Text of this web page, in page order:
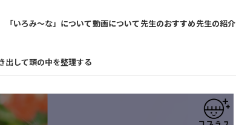
「いろみ〜な」について動画について先生のおすすめ先生の紹介
出して頭の中を整理する